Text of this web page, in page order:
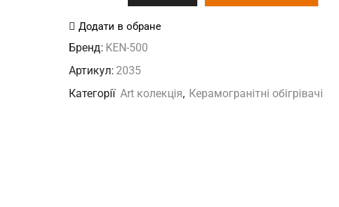
"Наталі"
керамогранитный
кількість
Додати в обране
Бренд: KEN-500
Артикул: 2035
Категорії Art колекція, Керамогранітні обігрівачі